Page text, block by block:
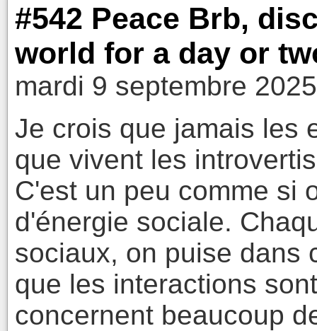
#542 Peace Brb,
world for a day or
mardi 9 septembre
Je crois que jamais les
que vivent les
C'est un peu comme si
d'énergie sociale.
sociaux, on puise dans
que les interactions
concernent beaucoup